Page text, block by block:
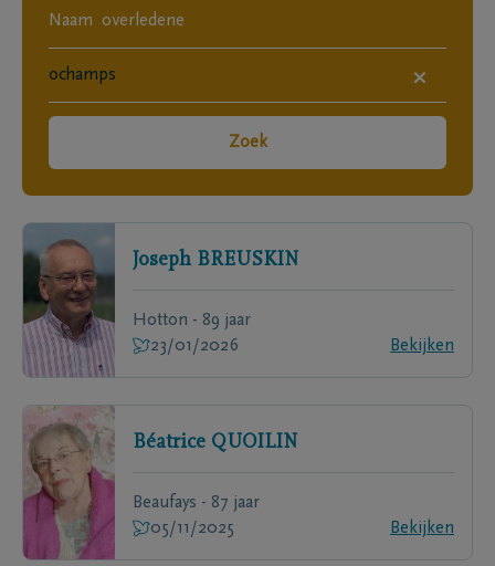
×
Zoek
Joseph BREUSKIN
Hotton - 89 jaar
23/01/2026
Bekijken
Béatrice QUOILIN
Beaufays - 87 jaar
05/11/2025
Bekijken